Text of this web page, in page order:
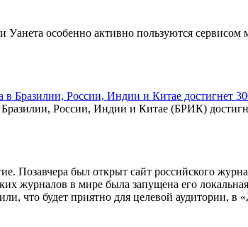
Уанета особенно активно пользуются
в Бразилии, России, Индии и Китае достигнет
России, Индии и Китае (БРИК)
Позавчера был открыт сайт российского
журналов в мире была запущена его
что будет приятно для целевой аудитории, в